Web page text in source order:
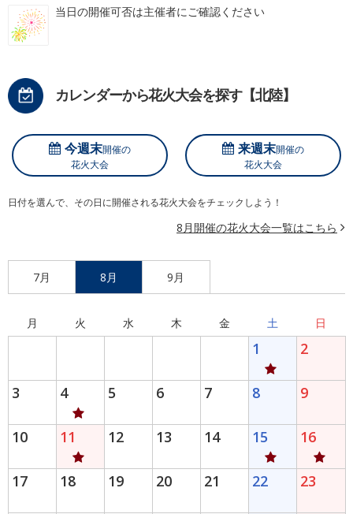
当日の開催可否は主催者にご確認ください
カレンダーから花火大会を探す【北陸】
今週末開催の
花火大会
来週末開催の
花火大会
日付を選んで、その日に開催される花火大会をチェックしよう！
8月開催の花火大会一覧はこちら
7月 8月 9月
月 火 水 木 金 土 日
1 2
3 4 5 6 7 8 9
10 11 12 13 14 15 16
17 18 19 20 21 22 23